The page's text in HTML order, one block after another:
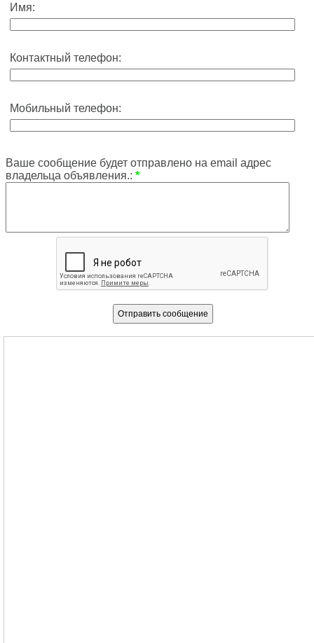
Имя:
Контактный телефон:
Мобильный телефон:
Ваше сообщение будет отправлено на email адрес
владельца объявления.: *